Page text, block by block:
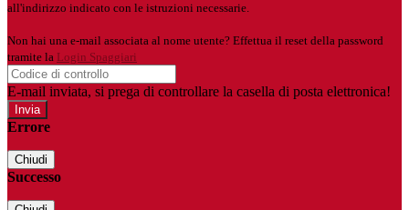
all'indirizzo indicato con le istruzioni necessarie.
Non hai una e-mail associata al nome utente? Effettua il reset della password
tramite la Login Spaggiari
E-mail inviata, si prega di controllare la casella di posta elettronica!
Errore
Chiudi
Successo